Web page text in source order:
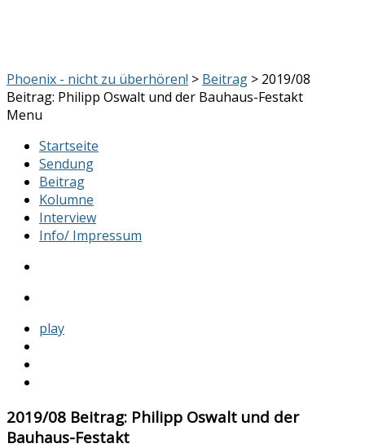
Phoenix - nicht zu überhören! > Beitrag > 2019/08
Beitrag: Philipp Oswalt und der Bauhaus-Festakt
Menu
Startseite
Sendung
Beitrag
Kolumne
Interview
Info/ Impressum
play
2019/08 Beitrag: Philipp Oswalt und der
Bauhaus-Festakt